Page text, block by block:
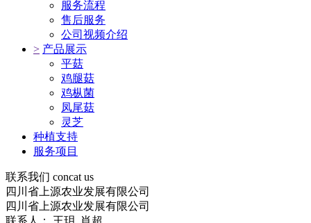
服务流程
售后服务
公司视频介绍
> 产品展示
平菇
鸡腿菇
鸡枞菌
凤尾菇
灵芝
种植支持
服务项目
联系我们 concat us
四川省上源农业发展有限公司
四川省上源农业发展有限公司
联系人： 王玥 肖超